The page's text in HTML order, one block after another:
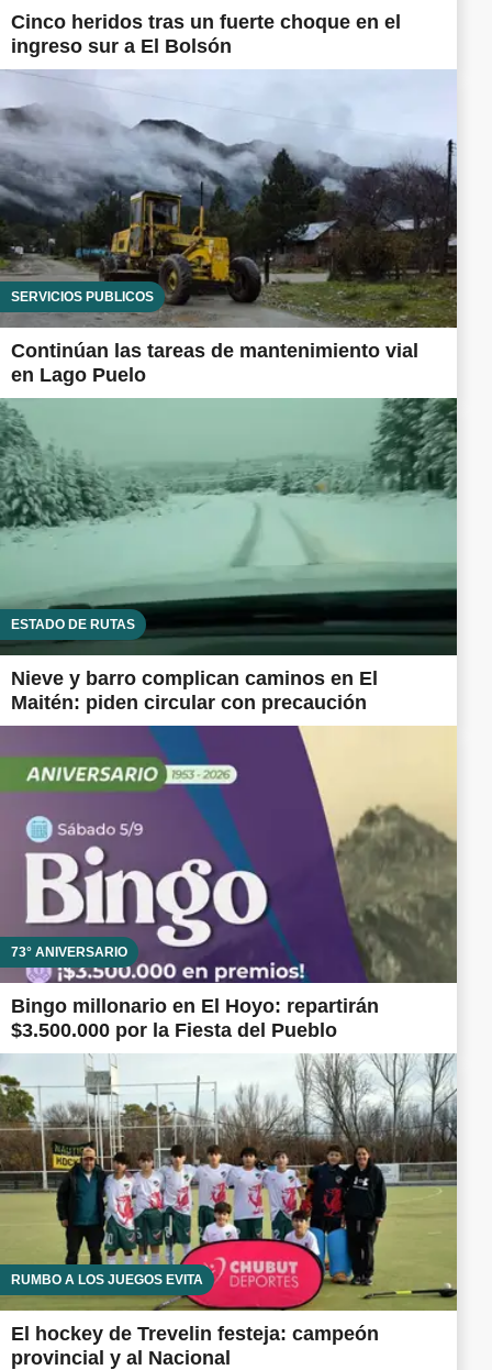
Cinco heridos tras un fuerte choque en el
ingreso sur a El Bolsón
SERVICIOS PÚBLICOS
Continúan las tareas de mantenimiento vial
en Lago Puelo
ESTADO DE RUTAS
Nieve y barro complican caminos en El
Maitén: piden circular con precaución
73° ANIVERSARIO
Bingo millonario en El Hoyo: repartirán
$3.500.000 por la Fiesta del Pueblo
RUMBO A LOS JUEGOS EVITA
El hockey de Trevelin festeja: campeón
provincial y al Nacional